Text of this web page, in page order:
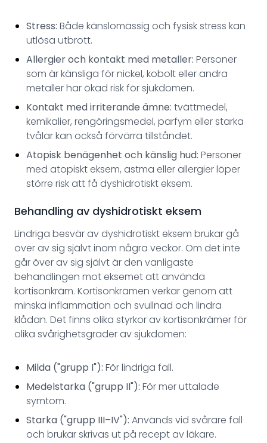
Stress: Både känslomässig och fysisk stress kan
utlösa utbrott.
Allergier och kontakt med metaller: Personer
som är känsliga för nickel, kobolt eller andra
metaller har ökad risk för sjukdomen.
Kontakt med irriterande ämne: tvättmedel,
kemikalier, rengöringsmedel, parfym eller starka
tvålar kan också förvärra tillståndet.
Atopisk benägenhet och känslig hud: Personer
med atopiskt eksem, astma eller allergier löper
större risk att få dyshidrotiskt eksem.
Behandling av dyshidrotiskt eksem
Lindriga besvär av dyshidrotiskt eksem brukar gå
över av sig självt inom några veckor. Om det inte
går över av sig självt är den vanligaste
behandlingen mot eksemet att använda
kortisonkräm. Kortisonkrämen verkar genom att
minska inflammation och svullnad och lindra
klådan. Det finns olika styrkor av kortisonkrämer för
olika svårighetsgrader av sjukdomen:
Milda ("grupp I"): För lindriga fall.
Medelstarka ("grupp II"): För mer uttalade
symtom.
Starka ("grupp III–IV"): Används vid svårare fall
och brukar skrivas ut på recept av läkare.